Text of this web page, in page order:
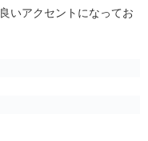
いアクセントになってお